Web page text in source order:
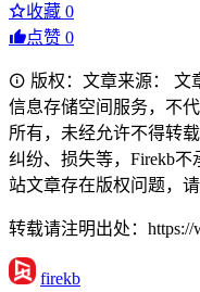
收藏 0
点赞 0
版权：文章来源： 文
信息存储空间服务，不
所有，未经允许不得转
纠纷、损失等，Firekb
站文章存在版权问题，
转载请注明出处：https://
firekb